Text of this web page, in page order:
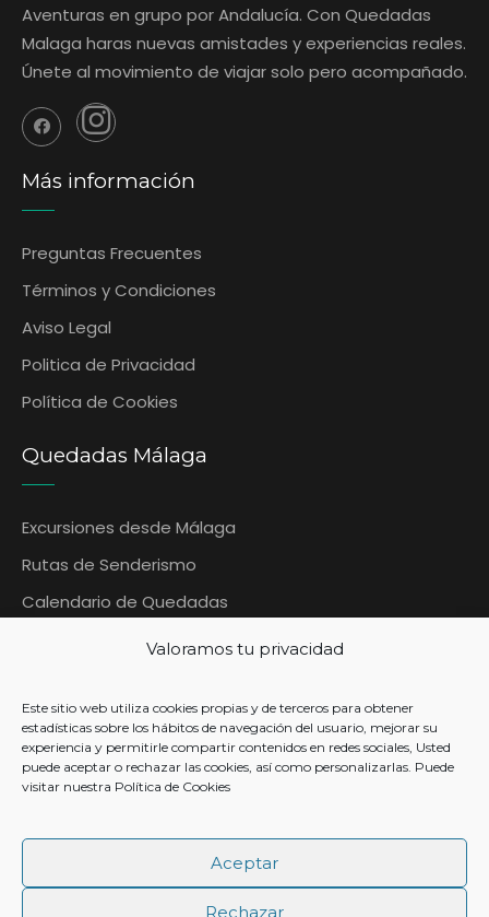
Valoramos tu privacidad
Este sitio web utiliza cookies propias y de terceros para obtener
estadísticas sobre los hábitos de navegación del usuario, mejorar su
experiencia y permitirle compartir contenidos en redes sociales, Usted
puede aceptar o rechazar las cookies, así como personalizarlas. Puede
visitar nuestra Política de Cookies
Aceptar
Rechazar
Aventuras en grupo por Andalucía. Con Quedadas
Malaga haras nuevas amistades y experiencias reales.
Únete al movimiento de viajar solo pero acompañado.
Más información
Preguntas Frecuentes
‎Términos y Condiciones
Aviso Legal
Politica de Privacidad
Política de Cookies
Quedadas Málaga
Excursiones desde Málaga
Rutas de Senderismo
Calendario de Quedadas
Blog Quedadas Malaga
Contacto
+ 34 633 954 567
info@quedadasmalaga.es